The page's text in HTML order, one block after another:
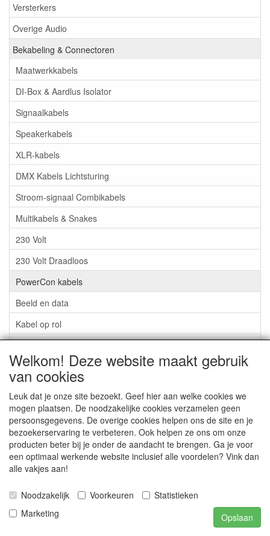
Versterkers
Overige Audio
Bekabeling & Connectoren
Maatwerkkabels
DI-Box & Aardlus Isolator
Signaalkabels
Speakerkabels
XLR-kabels
DMX Kabels Lichtsturing
Stroom-signaal Combikabels
Multikabels & Snakes
230 Volt
230 Volt Draadloos
PowerCon kabels
Beeld en data
Kabel op rol
Kabels per meter
Verlopen
Chassisdelen
Pauzesignalering, Schoolbel, tijd gestuurd relais
Statieven & Truss
Flightcases, Racks & Tassen
DJ Apparatuur
Welkom! Deze website maakt gebruik
van cookies
Leuk dat je onze site bezoekt. Geef hier aan welke cookies we
mogen plaatsen. De noodzakelijke cookies verzamelen geen
persoonsgegevens. De overige cookies helpen ons de site en je
bezoekerservaring te verbeteren. Ook helpen ze ons om onze
producten beter bij je onder de aandacht te brengen. Ga je voor
een optimaal werkende website inclusief alle voordelen? Vink dan
alle vakjes aan!
Noodzakelijk Voorkeuren
Statistieken
Marketing
Opslaan